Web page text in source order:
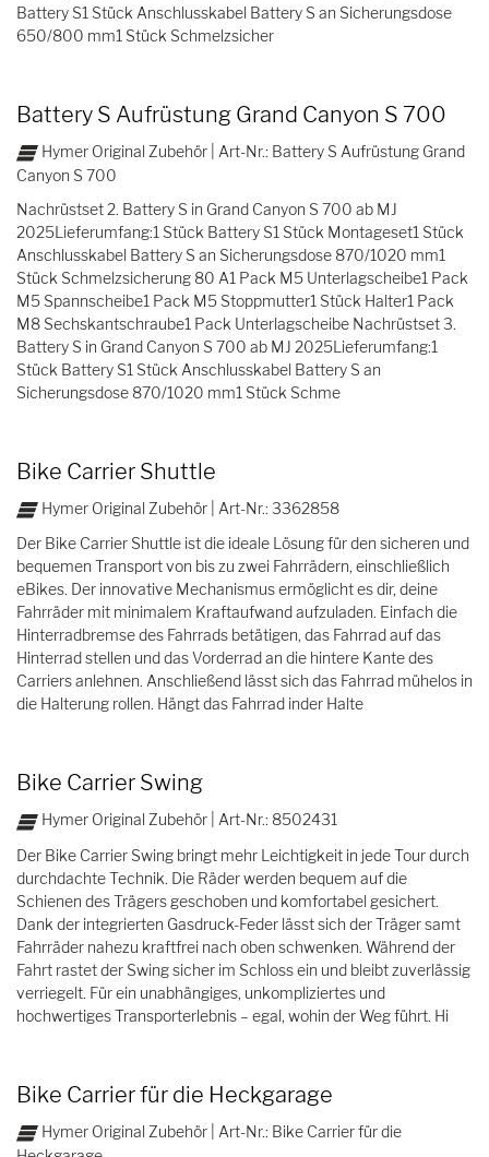
Battery S1 Stück Anschlusskabel Battery S an Sicherungsdose
650/800 mm1 Stück Schmelzsicher
Battery S Aufrüstung Grand Canyon S 700
Hymer Original Zubehör | Art-Nr.: Battery S Aufrüstung Grand
Canyon S 700
Nachrüstset 2. Battery S in Grand Canyon S 700 ab MJ
2025Lieferumfang:1 Stück Battery S1 Stück Montageset1 Stück
Anschlusskabel Battery S an Sicherungsdose 870/1020 mm1
Stück Schmelzsicherung 80 A1 Pack M5 Unterlagscheibe1 Pack
M5 Spannscheibe1 Pack M5 Stoppmutter1 Stück Halter1 Pack
M8 Sechskantschraube1 Pack Unterlagscheibe Nachrüstset 3.
Battery S in Grand Canyon S 700 ab MJ 2025Lieferumfang:1
Stück Battery S1 Stück Anschlusskabel Battery S an
Sicherungsdose 870/1020 mm1 Stück Schme
Bike Carrier Shuttle
Hymer Original Zubehör | Art-Nr.: 3362858
Der Bike Carrier Shuttle ist die ideale Lösung für den sicheren und
bequemen Transport von bis zu zwei Fahrrädern, einschließlich
eBikes. Der innovative Mechanismus ermöglicht es dir, deine
Fahrräder mit minimalem Kraftaufwand aufzuladen. Einfach die
Hinterradbremse des Fahrrads betätigen, das Fahrrad auf das
Hinterrad stellen und das Vorderrad an die hintere Kante des
Carriers anlehnen. Anschließend lässt sich das Fahrrad mühelos in
die Halterung rollen. Hängt das Fahrrad inder Halte
Bike Carrier Swing
Hymer Original Zubehör | Art-Nr.: 8502431
Der Bike Carrier Swing bringt mehr Leichtigkeit in jede Tour durch
durchdachte Technik. Die Räder werden bequem auf die
Schienen des Trägers geschoben und komfortabel gesichert.
Dank der integrierten Gasdruck-Feder lässt sich der Träger samt
Fahrräder nahezu kraftfrei nach oben schwenken. Während der
Fahrt rastet der Swing sicher im Schloss ein und bleibt zuverlässig
verriegelt. Für ein unabhängiges, unkompliziertes und
hochwertiges Transporterlebnis – egal, wohin der Weg führt. Hi
Bike Carrier für die Heckgarage
Hymer Original Zubehör | Art-Nr.: Bike Carrier für die